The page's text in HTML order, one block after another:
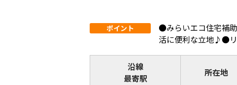
ポイント
●みらいエコ住宅補
活に便利な立地♪●リ
沿線
最寄駅
所在地